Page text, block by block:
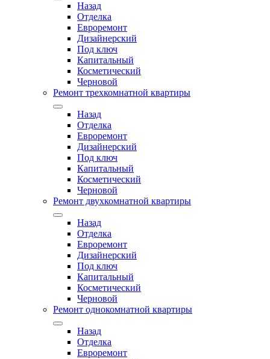
Назад
Отделка
Евроремонт
Дизайнерский
Под ключ
Капитальный
Косметический
Черновой
Ремонт трехкомнатной квартиры
Назад
Отделка
Евроремонт
Дизайнерский
Под ключ
Капитальный
Косметический
Черновой
Ремонт двухкомнатной квартиры
Назад
Отделка
Евроремонт
Дизайнерский
Под ключ
Капитальный
Косметический
Черновой
Ремонт однокомнатной квартиры
Назад
Отделка
Евроремонт